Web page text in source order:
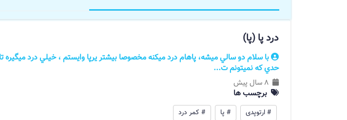
درد پا (پا)
با سلام دو سالي ميشه، پاهام درد ميكنه مخصوصا بيشتر يرپا وايستم ، خيلي درد ميگيره تا
حدي كه نميتونم ت...
8 سال پیش
برچسب ها
# ارتوپدی # پا # کمر درد